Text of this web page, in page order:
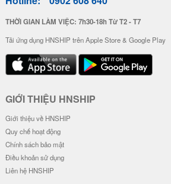
24.000 đ
5-19
22.000 đ
20-49
20.000 đ
50-100
20.000 đ
Ốp Vân Da Viền Camera Bạc - Mẫ
u Độc Lập Tự Do